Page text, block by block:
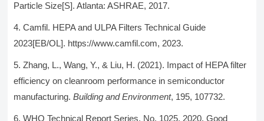
Particle Size[S]. Atlanta: ASHRAE, 2017.
Camfil. HEPA and ULPA Filters Technical Guide
2023[EB/OL]. https://www.camfil.com, 2023.
Zhang, L., Wang, Y., & Liu, H. (2021). Impact of HEPA filter
efficiency on cleanroom performance in semiconductor
manufacturing.Building and Environment, 195, 107732.
WHO Technical Report Series, No. 1025, 2020. Good